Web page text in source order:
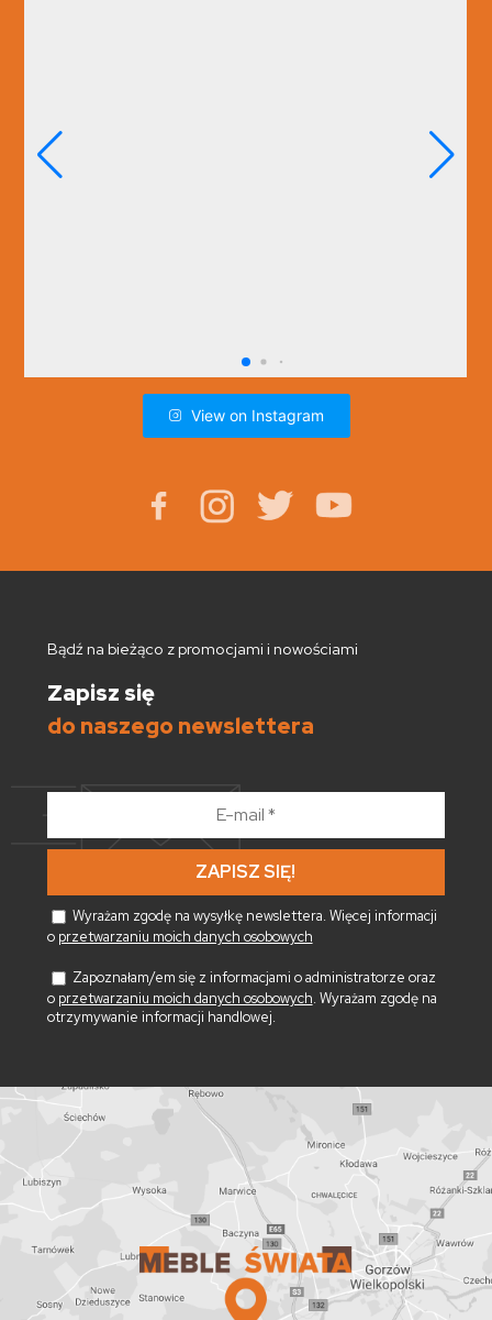
View on Instagram
Bądź na bieżąco z promocjami i nowościami
Zapisz się
do naszego newslettera
*
Wyrażam zgodę na wysyłkę newslettera. Więcej informacji
o przetwarzaniu moich danych osobowych
Zapoznałam/em się z informacjami o administratorze oraz
o przetwarzaniu moich danych osobowych. Wyrażam zgodę na
otrzymywanie informacji handlowej.